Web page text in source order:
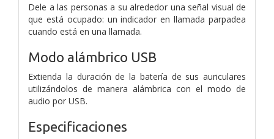
Dele a las personas a su alrededor una señal visual de
que está ocupado: un indicador en llamada parpadea
cuando está en una llamada.
Modo alámbrico USB
Extienda la duración de la batería de sus auriculares
utilizándolos de manera alámbrica con el modo de
audio por USB.
Especificaciones